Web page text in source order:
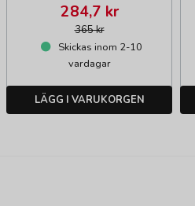
365 kr
284,7 kr
Skickas inom 2-10
vardagar
LÄGG I VARUKORGEN